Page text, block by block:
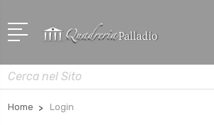
Cerca
Home Login